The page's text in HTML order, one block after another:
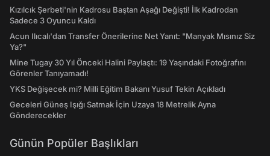
Kızılcık Şerbeti'nin Kadrosu Baştan Aşağı Değişti! İlk Kadrodan
Sadece 3 Oyuncu Kaldı
Acun Ilıcalı'dan Transfer Önerilerine Net Yanıt: "Manyak Mısınız Siz
Ya?"
Mine Tugay 30 Yıl Önceki Halini Paylaştı: 19 Yaşındaki Fotoğrafını
Görenler Tanıyamadı!
YKS Değişecek mi? Milli Eğitim Bakanı Yusuf Tekin Açıkladı
Geceleri Güneş Işığı Satmak İçin Uzaya 18 Metrelik Ayna
Gönderecekler
Günün Popüler Başlıkları